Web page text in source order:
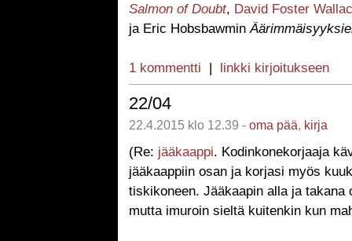
Salmon of Doubt, David Foster
ja Eric Hobsbawmin
1 kommentti | linkki kirjoitukseen
22/04
22.4.2015 klo 12.39 - oma pää, kirja
(Re: jääkaappi. Kodinkonekorjaaja
jääkaappiin osan ja korjasi myös
tiskikoneen. Jääkaapin alla ja takana
mutta imuroin sieltä kuitenkin kun